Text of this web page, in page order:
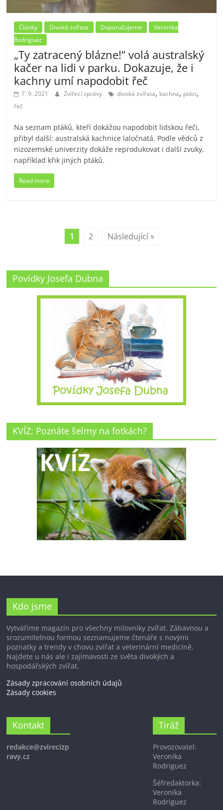
Články Divoká zvířata Doporučujeme
Veronika
Rodriguez
„Ty zatracený blázne!“ volá australský
kačer na lidi v parku. Dokazuje, že i
kachny umí napodobit řeč
7. 9. 2021 Zvířecí zprávy divoká zvířata, kachna, ptáci,
řeč
Na seznam ptáků, kteří dokážou napodobit lidskou řeči,
přibyl další: australská kachnice laločnatá. Podle vědců z
nizozemské univerzity dokáže reprodukovat i další zvuky,
například křik jiných ptáků.
Read more
1 2 Následující »
Povídky Josefa Dubna
KVÍZ: Poznáte šelmy na fotkách?
Kdo jsme
Vytváříme magazín pro všechny milovníky zvířat. Zábavnou a
srozumitelnou formou seznamujeme čtenáře s novými
poznatky a trendy v chovu zvířat a veterinární medicíně.
Najdete u nás ale i zajímavosti ze světa divokých a
hospodářských zvířat.
Zásady zpracování osobních údajů
Zásady cookies
Kontakt
redakce@zvirecizp
ravy.cz
Tiráž
Provozovatel:
Veronika
Rodriguez
Šéfredaktorka:
Veronika
Rodriguez